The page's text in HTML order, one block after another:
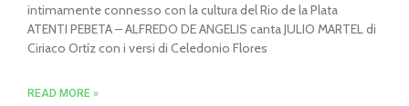
intimamente connesso con la cultura del Rio de la Plata
ATENTI PEBETA – ALFREDO DE ANGELIS canta JULIO MARTEL di
Ciriaco Ortíz con i versi di Celedonio Flores
READ MORE »